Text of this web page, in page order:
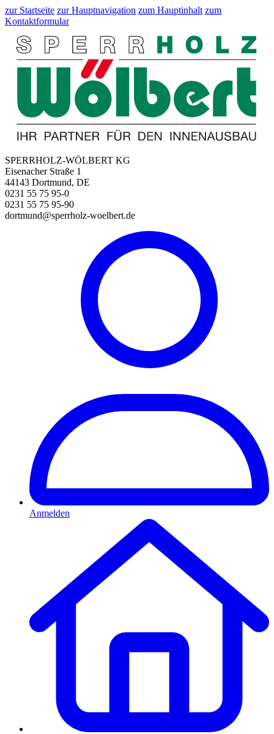
zur Startseite zur Hauptnavigation zum Hauptinhalt zum
Kontaktformular
SPERRHOLZ-WÖLBERT KG
Eisenacher Straße 1
44143 Dortmund, DE
0231 55 75 95-0
0231 55 75 95-90
dortmund@sperrholz-woelbert.de
Anmelden